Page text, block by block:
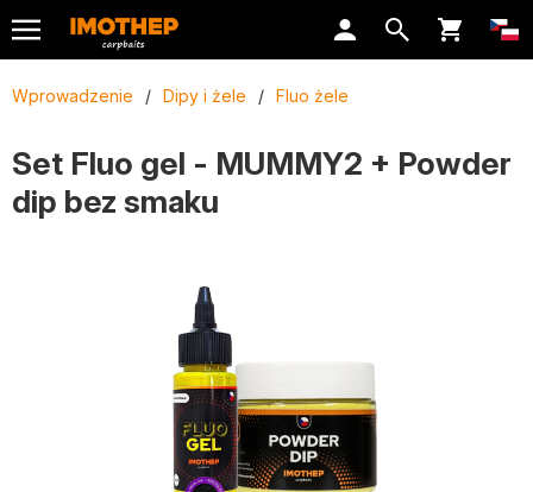
Wprowadzenie / Dipy i żele / Fluo żele
Set Fluo gel - MUMMY2 + Powder
dip bez smaku